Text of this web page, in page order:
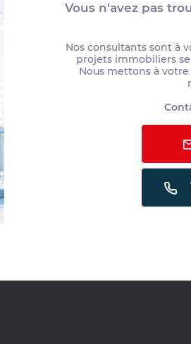
Vous n'avez pas
Nos consultants sont à
projets immobiliers
Nous mettons à